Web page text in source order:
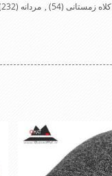
کلاه زمستانی (54)
, مردانه (232)